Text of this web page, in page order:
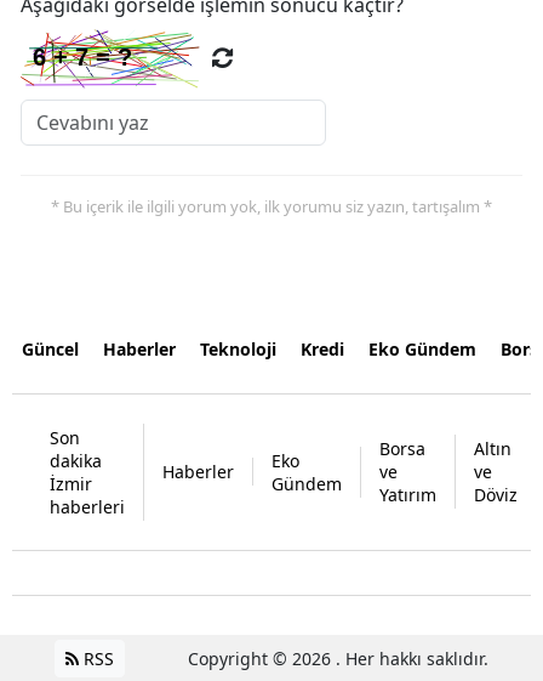
* Bu içerik ile ilgili yorum yok, ilk yorumu siz yazın, tartışalım *
Güncel Haberler Teknoloji Kredi Eko Gündem
Son
dakika
İzmir
haberleri
Haberler
Eko
Gündem
Borsa
ve
Yatırım
Altın
ve
Döviz
RSS Copyright © 2026 . Her hakkı saklıdır.